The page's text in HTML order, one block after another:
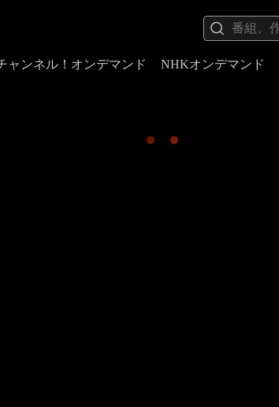
ャンネル！オンデマンド NHKオンデマンド